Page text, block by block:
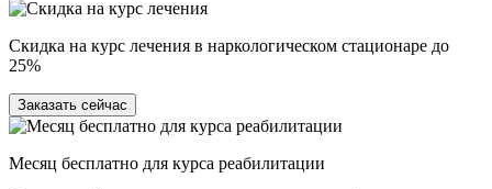
Скидка на курс лечения в наркологическом стационаре до
25%
Заказать сейчас
Месяц бесплатно для курса реабилитации